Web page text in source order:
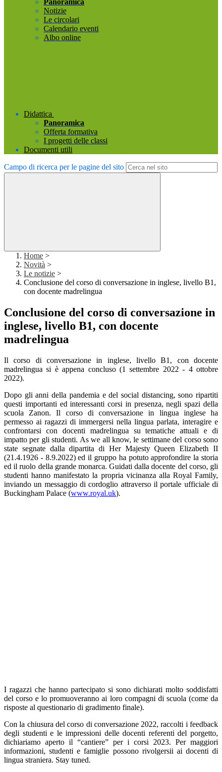
Panoramica
Notizie
Le circolari
Calendario eventi
Albo online
Didattica
Panoramica
Offerta formativa
I progetti delle classi
Documenti utili
Campo di ricerca per le pagine del sito
Home >
Novità >
Le notizie >
Conclusione del corso di conversazione in inglese, livello B1,
con docente madrelingua
Conclusione del corso di conversazione in
inglese, livello B1, con docente
madrelingua
Il corso di conversazione in inglese, livello B1, con docente
madrelingua si è appena concluso (1 settembre 2022 - 4 ottobre
2022).
Dopo gli anni della pandemia e del social distancing, sono ripartiti
questi importanti ed interessanti corsi in presenza, negli spazi della
scuola Zanon. Il corso di conversazione in lingua inglese ha
permesso ai ragazzi di immergersi nella lingua parlata, interagire e
confrontarsi con docenti madrelingua su tematiche attuali e di
impatto per gli studenti. As we all know, le settimane del corso sono
state segnate dalla dipartita di Her Majesty Queen Elizabeth II
(21.4.1926 - 8.9.2022) ed il gruppo ha potuto approfondire la storia
ed il ruolo della grande monarca. Guidati dalla docente del corso, gli
studenti hanno manifestato la propria vicinanza alla Royal Family,
inviando un messaggio di cordoglio attraverso il portale ufficiale di
Buckingham Palace (www.royal.uk).
I ragazzi che hanno partecipato si sono dichiarati molto soddisfatti
del corso e lo promuoveranno ai loro compagni di scuola (come da
risposte al questionario di gradimento finale).
Con la chiusura del corso di conversazione 2022, raccolti i feedback
degli studenti e le impressioni delle docenti referenti del porgetto,
dichiariamo aperto il “cantiere” per i corsi 2023. Per maggiori
informazioni, studenti e famiglie possono rivolgersii ai docenti di
lingua straniera. Stay tuned.